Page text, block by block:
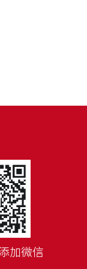
加微信